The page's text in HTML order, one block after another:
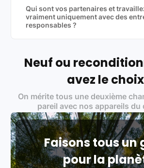
produits officiels de grandes marques
reconditionné de haute qualité
Qui sont vos partenaires et
vraiment uniquement avec des
responsables ?
Labels environnementaux & qualité
traitement des déchets
Produits testés et vérifiés selon
rigoureux (80 à 100 points de
fonction des produits)
Respect des normes RAEE,
référentiel QualiRepar (bonus
Neuf ou
avez le
On mérite tous une deuxième
pareil avec nos appareils du
Faisons tous un
pour la